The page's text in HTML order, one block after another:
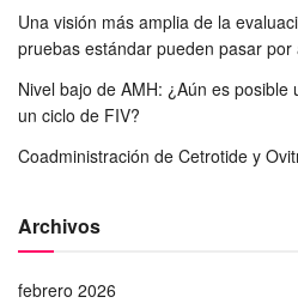
Una visión más amplia de la
pruebas estándar pueden pasar por
Nivel bajo de AMH: ¿Aún es
un ciclo de FIV?
Coadministración de Cetrotide y
Archivos
febrero 2026